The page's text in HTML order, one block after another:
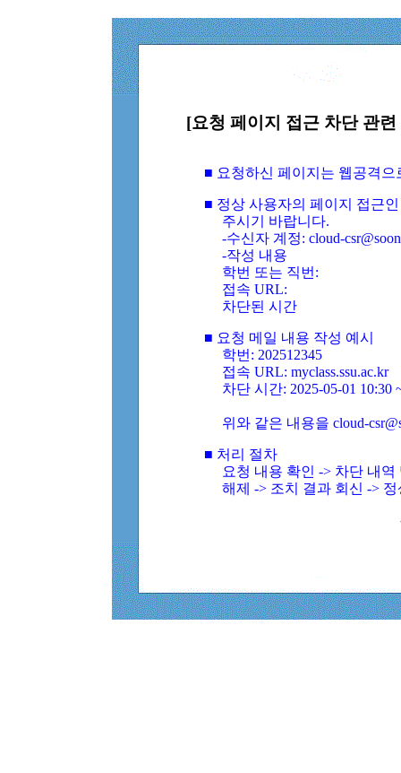
[요청 페이지 접근 차단 관
■ 요청하신 페이지는 웹공격
■ 정상 사용자의 페이지 접근
주시기 바랍니다.
-수신자 계정: cloud-
-작성 내용
학번 또는 직번:
접속 URL:
차단된 시간
■ 요청 메일 내용 작성 예시
학번: 202512345
접속 URL: myclass.ssu.ac.kr
차단 시간: 2025-05-01 10:30
위와 같은 내용을 cloud-
■ 처리 절차
요청 내용 확인 -> 차단 내
해제 -> 조치 결과 회신 ->